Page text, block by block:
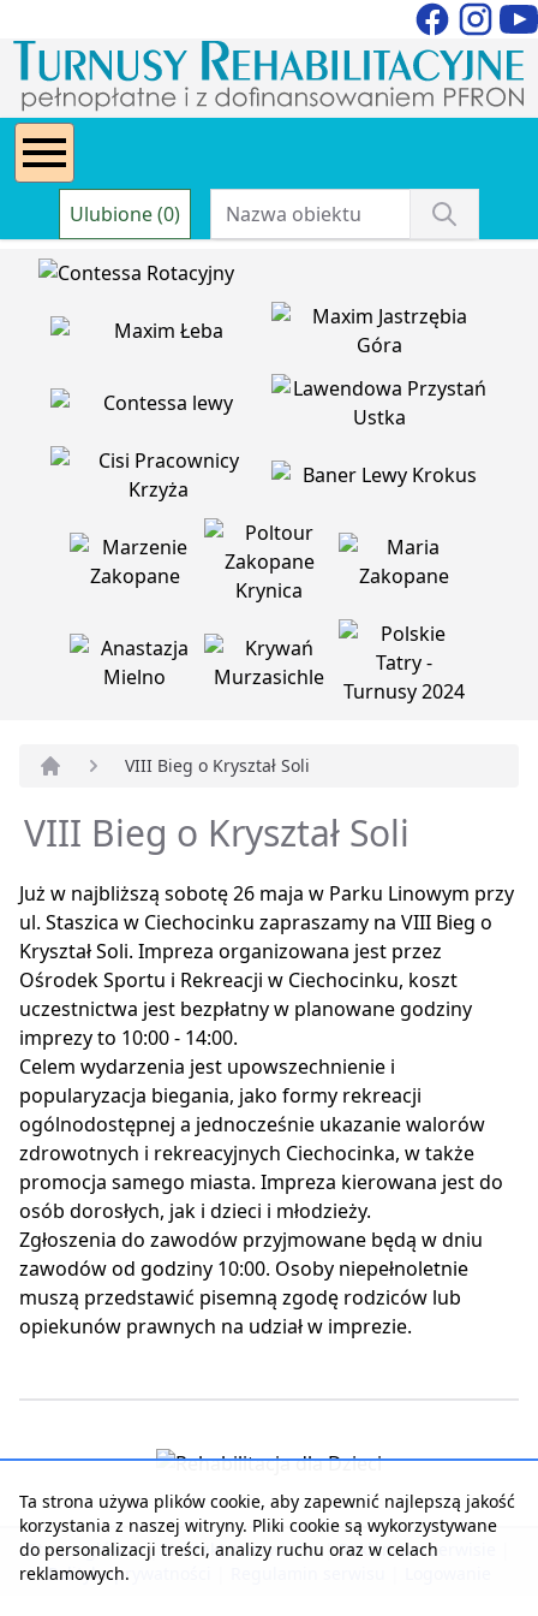
Ulubione (0)
VIII Bieg o Kryształ Soli
VIII Bieg o Kryształ Soli
Już w najbliższą sobotę 26 maja w Parku Linowym przy
ul. Staszica w Ciechocinku zapraszamy na VIII Bieg o
Kryształ Soli. Impreza organizowana jest przez
Ośrodek Sportu i Rekreacji w Ciechocinku, koszt
uczestnictwa jest bezpłatny w planowane godziny
imprezy to 10:00 - 14:00.
Celem wydarzenia jest upowszechnienie i
popularyzacja biegania, jako formy rekreacji
ogólnodostępnej a jednocześnie ukazanie walorów
zdrowotnych i rekreacyjnych Ciechocinka, w także
promocja samego miasta. Impreza kierowana jest do
osób dorosłych, jak i dzieci i młodzieży.
Zgłoszenia do zawodów przyjmowane będą w dniu
zawodów od godziny 10:00. Osoby niepełnoletnie
muszą przedstawić pisemną zgodę rodziców lub
opiekunów prawnych na udział w imprezie.
Strona główna | Kontakt z serwisem | Reklama w serwisie
Polityka prywatności
Ta strona używa plików cookie, aby zapewnić najlepszą jakość
korzystania z naszej witryny. Pliki cookie są wykorzystywane
do personalizacji treści, analizy ruchu oraz w celach
reklamowych.